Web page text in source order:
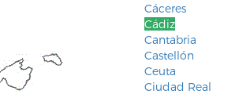
Cáceres
Cádiz
Cantabria
Castellón
Ceuta
Ciudad Real